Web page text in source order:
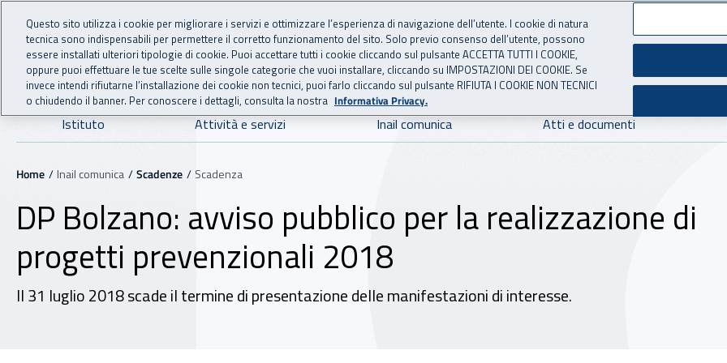
Vai al menu principale
Vai al contenuto principale
INAIL - Istituto Nazionale per l'Assicurazione
Navigazione principale
Istituto Attività e servizi Inail comunica Atti e documenti
Navigazione - Ti trovi in:
Home Inail comunica Scadenze Scadenza
DP Bolzano: avviso pubblico per la realizzazione di
progetti prevenzionali 2018
Il 31 luglio 2018 scade il termine di presentazione delle manifestazioni di interesse.
Questo sito utilizza i cookie per migliorare i servizi e ottimizzare l’esperienza di navigazione dell’utente. I cookie di natura
tecnica sono indispensabili per permettere il corretto funzionamento del sito. Solo previo consenso dell’utente, possono
essere installati ulteriori tipologie di cookie. Puoi accettare tutti i cookie cliccando sul pulsante ACCETTA TUTTI I COOKIE,
oppure puoi effettuare le tue scelte sulle singole categorie che vuoi installare, cliccando su IMPOSTAZIONI DEI COOKIE. Se
invece intendi rifiutarne l’installazione dei cookie non tecnici, puoi farlo cliccando sul pulsante RIFIUTA I COOKIE NON TECNICI
o chiudendo il banner. Per conoscere i dettagli, consulta la nostra Informativa Privacy.